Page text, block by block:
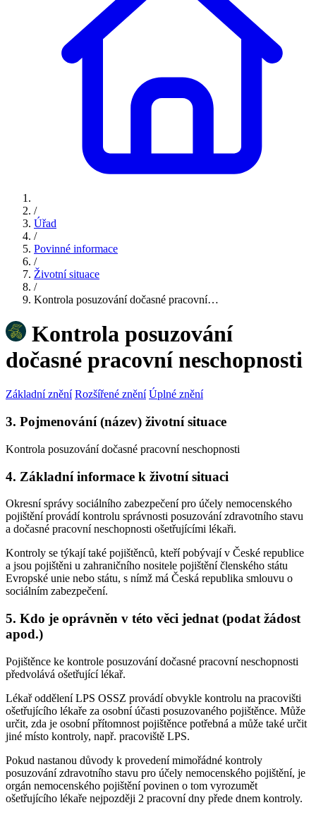
/
Úřad
/
Povinné informace
/
Životní situace
/
Kontrola posuzování dočasné pracovní…
Kontrola posuzování
dočasné pracovní neschopnosti
Základní znění Rozšířené znění Úplné znění
3. Pojmenování (název) životní situace
Kontrola posuzování dočasné pracovní neschopnosti
4. Základní informace k životní situaci
Okresní správy sociálního zabezpečení pro účely nemocenského
pojištění provádí kontrolu správnosti posuzování zdravotního stavu
a dočasné pracovní neschopnosti ošetřujícími lékaři.
Kontroly se týkají také pojištěnců, kteří pobývají v České republice
a jsou pojištěni u zahraničního nositele pojištění členského státu
Evropské unie nebo státu, s nímž má Česká republika smlouvu o
sociálním zabezpečení.
5. Kdo je oprávněn v této věci jednat (podat žádost
apod.)
Pojištěnce ke kontrole posuzování dočasné pracovní neschopnosti
předvolává ošetřující lékař.
Lékař oddělení LPS OSSZ provádí obvykle kontrolu na pracovišti
ošetřujícího lékaře za osobní účasti posuzovaného pojištěnce. Může
určit, zda je osobní přítomnost pojištěnce potřebná a může také určit
jiné místo kontroly, např. pracoviště LPS.
Pokud nastanou důvody k provedení mimořádné kontroly
posuzování zdravotního stavu pro účely nemocenského pojištění, je
orgán nemocenského pojištění povinen o tom vyrozumět
ošetřujícího lékaře nejpozději 2 pracovní dny přede dnem kontroly.